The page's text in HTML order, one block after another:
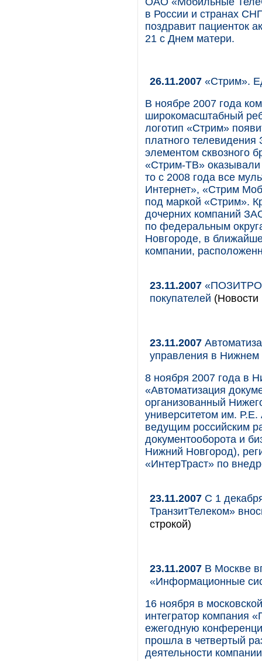
в России и странах
поздравит пациенток
21 с Днем матери.
26.11.2007 «Стрим».
В ноябре 2007 года
широкомасштабный
логотип «Стрим»
платного
элементом сквозного
«Стрим-ТВ»
то с 2008 года все
Интернет», «Стрим
под маркой «Стрим».
дочерних компаний
по федеральным
Новгороде, в
компании,
23.11.2007
покупателей (Новости
23.11.2007
управления в Нижнем
8 ноября 2007 года в
«Автоматизация
организованный
университетом им.
ведущим российским
документооборота и
Нижний Новгород),
«ИнтерТраст» по
23.11.2007 С 1
ТранзитТелеком»
строкой)
23.11.2007 В Москве
«Информационные
16 ноября в
интегратор компания
ежегодную
прошла в четвертый
деятельности